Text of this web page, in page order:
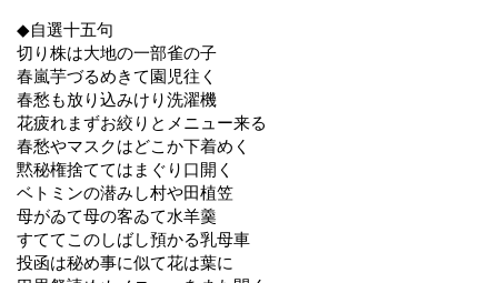
◆自選十五句
切り株は大地の一部雀の子
春嵐芋づるめきて園児往く
春愁も放り込みけり洗濯機
花疲れまずお絞りとメニュー来る
春愁やマスクはどこか下着めく
黙秘権捨ててはまぐり口開く
ベトミンの潜みし村や田植笠
母がゐて母の客ゐて水羊羹
すててこのしばし預かる乳母車
投函は秘め事に似て花は葉に